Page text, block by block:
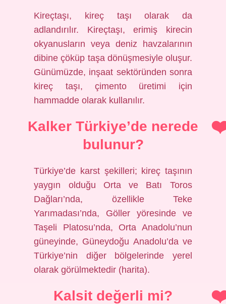
Kireçtaşı, kireç taşı olarak da
adlandırılır. Kireçtaşı, erimiş kirecin
okyanusların veya deniz havzalarının
dibine çöküp taşa dönüşmesiyle oluşur.
Günümüzde, inşaat sektöründen sonra
kireç taşı, çimento üretimi için
hammadde olarak kullanılır.
Kalker Türkiye’de nerede
bulunur?
Türkiye’de karst şekilleri; kireç taşının
yaygın olduğu Orta ve Batı Toros
Dağları’nda, özellikle Teke
Yarımadası’nda, Göller yöresinde ve
Taşeli Platosu’nda, Orta Anadolu’nun
güneyinde, Güneydoğu Anadolu’da ve
Türkiye’nin diğer bölgelerinde yerel
olarak görülmektedir (harita).
Kalsit değerli mi?